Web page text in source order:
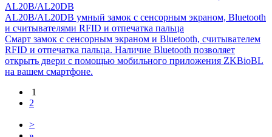
AL20B/AL20DB
AL20B/AL20DB умный замок с сенсорным экраном, Bluetooth
и считывателями RFID и отпечатка пальца
Смарт замок с сенсорным экраном и Bluetooth, считывателем
RFID и отпечатка пальца. Наличие Bluetooth позволяет
открыть двери с помощью мобильного приложения ZKBioBL
на вашем смартфоне.
1
2
>